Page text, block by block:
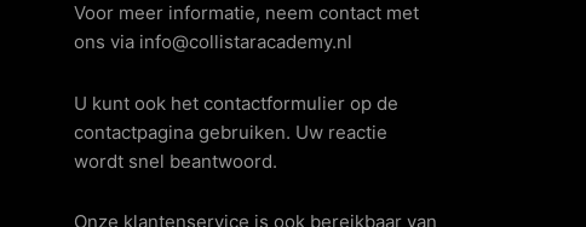
Voor meer informatie, neem contact met
ons via info@collistaracademy.nl
U kunt ook het contactformulier op de
contactpagina gebruiken. Uw reactie
wordt snel beantwoord.
Onze klantenservice is ook bereikbaar van